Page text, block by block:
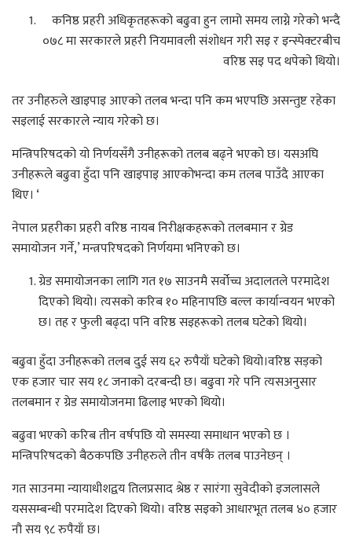
कनिष्ठ प्रहरी अधिकृतहरूको बढुवा हुन लामो समय लाग्ने गरेको भन्दै
०७८ मा सरकारले प्रहरी नियमावली संशोधन गरी सइ र इन्स्पेक्टरबीच
वरिष्ठ सइ पद थपेको थियो।
तर उनीहरुले खाइपाइ आएको तलब भन्दा पनि कम भएपछि असन्तुष्ट रहेका
सइलाई सरकारले न्याय गरेको छ।
मन्त्रिपरिषदको यो निर्णयसँगै उनीहरूको तलब बढ्ने भएको छ। यसअघि
उनीहरूले बढुवा हुँदा पनि खाइपाइ आएकोभन्दा कम तलब पाउँदै आएका
थिए। ‘
नेपाल प्रहरीका प्रहरी वरिष्ठ नायब निरीक्षकहरूको तलबमान र ग्रेड
समायोजन गर्ने,’ मन्त्रपरिषदको निर्णयमा भनिएको छ।
ग्रेड समायोजनका लागि गत १७ साउनमै सर्वोच्च अदालतले परमादेश
दिएको थियो। त्यसको करिब १० महिनापछि बल्ल कार्यान्वयन भएको
छ। तह र फुली बढ्दा पनि वरिष्ठ सइहरूको तलब घटेको थियो।
बढुवा हुँदा उनीहरूको तलब दुई सय ६२ रुपैयाँ घटेको थियो।वरिष्ठ सड़को
एक हजार चार सय १८ जनाको दरबन्दी छ। बढुवा गरे पनि त्यसअनुसार
तलबमान र ग्रेड समायोजनमा ढिलाइ भएको थियो।
बढुवा भएको करिब तीन वर्षपछि यो समस्या समाधान भएको छ ।
मन्त्रिपरिषदको बैठकपछि उनीहरुले तीन वर्षकै तलब पाउनेछन् ।
गत साउनमा न्यायाधीशद्वय तिलप्रसाद श्रेष्ठ र सारंगा सुवेदीको इजलासले
यससम्बन्धी परमादेश दिएको थियो। वरिष्ठ सइको आधारभूत तलब ४० हजार
नौ सय ९८ रुपैयाँ छ।